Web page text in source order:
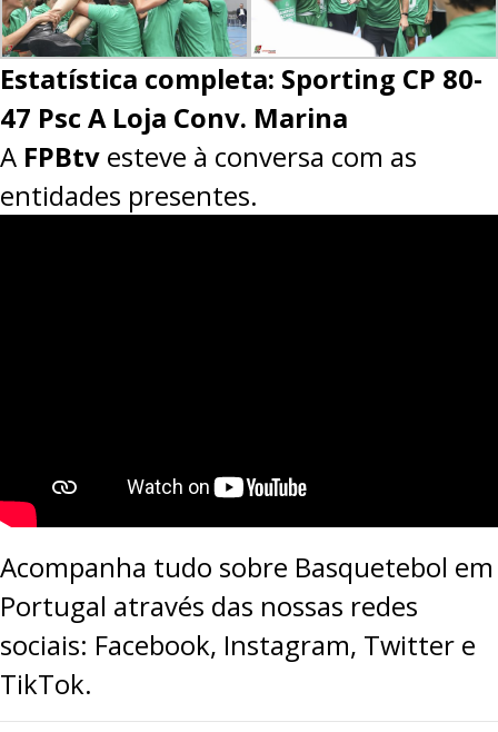
Estatística completa: Sporting CP 80-
47 Psc A Loja Conv. Marina
A FPBtv esteve à conversa com as
entidades presentes.
Acompanha tudo sobre Basquetebol em
Portugal através das nossas redes
sociais: Facebook, Instagram, Twitter e
TikTok.